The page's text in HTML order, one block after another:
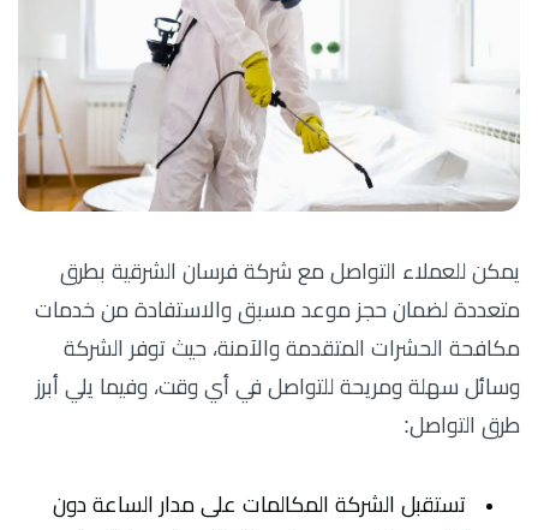
يمكن للعملاء التواصل مع شركة فرسان الشرقية بطرق
متعددة لضمان حجز موعد مسبق والاستفادة من خدمات
مكافحة الحشرات المتقدمة والآمنة، حيث توفر الشركة
وسائل سهلة ومريحة للتواصل في أي وقت، وفيما يلي أبرز
طرق التواصل:
تستقبل الشركة المكالمات على مدار الساعة دون